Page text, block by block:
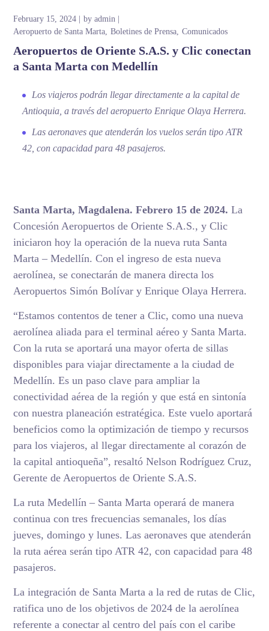
February 15, 2024 byadmin
Aeropuerto de Santa Marta
Boletines de Prensa Comunicados
Aeropuertos de Oriente S.A.S. y Clic conectan
a Santa Marta con Medellín
Los viajeros podrán llegar directamente a la capital de
Antioquia, a través del aeropuerto Enrique Olaya Herrera.
Las aeronaves que atenderán los vuelos serán tipo ATR
42, con capacidad para 48 pasajeros.
Santa Marta, Magdalena. Febrero 15 de 2024.La
Concesión Aeropuertos de Oriente S.A.S., y Clic
iniciaron hoy la operación de la nueva ruta Santa
Marta – Medellín. Con el ingreso de esta nueva
aerolínea, se conectarán de manera directa los
Aeropuertos Simón Bolívar y Enrique Olaya Herrera.
“Estamos contentos de tener a Clic, como una nueva
aerolínea aliada para el terminal aéreo y Santa Marta.
Con la ruta se aportará una mayor oferta de sillas
disponibles para viajar directamente a la ciudad de
Medellín. Es un paso clave para ampliar la
conectividad aérea de la región y que está en sintonía
con nuestra planeación estratégica. Este vuelo aportará
beneficios como la optimización de tiempo y recursos
para los viajeros, al llegar directamente al corazón de
la capital antioqueña”, resaltó Nelson Rodríguez Cruz,
Gerente de Aeropuertos de Oriente S.A.S.
La ruta Medellín – Santa Marta operará de manera
continua con tres frecuencias semanales, los días
jueves, domingo y lunes. Las aeronaves que atenderán
la ruta aérea serán tipo ATR 42, con capacidad para 48
pasajeros.
La integración de Santa Marta a la red de rutas de Clic,
ratifica uno de los objetivos de 2024 de la aerolínea
referente a conectar al centro del país con el caribe